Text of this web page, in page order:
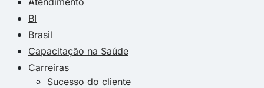
BI
Brasil
Capacitação na Saúde
Carreiras
Sucesso do cliente